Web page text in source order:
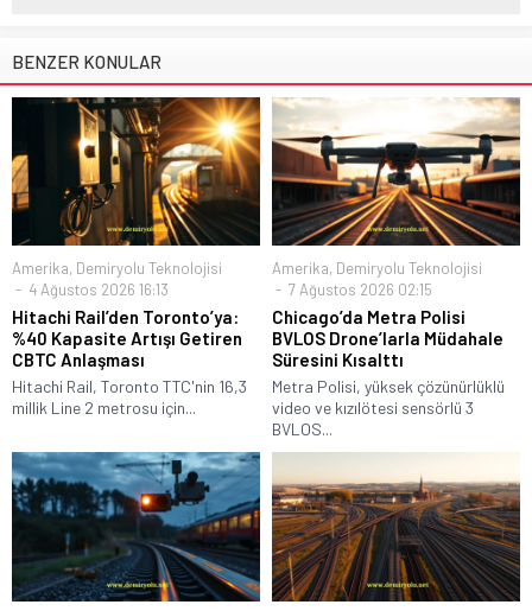
BENZER KONULAR
Amerika, Demiryolu Teknolojisi
4 Ağustos 2026 16:13
Hitachi Rail’den Toronto’ya:
%40 Kapasite Artışı Getiren
CBTC Anlaşması
Hitachi Rail, Toronto TTC'nin 16,3
millik Line 2 metrosu için...
Amerika, Demiryolu Teknolojisi
7 Ağustos 2026 02:15
Chicago’da Metra Polisi
BVLOS Drone’larla Müdahale
Süresini Kısalttı
Metra Polisi, yüksek çözünürlüklü
video ve kızılötesi sensörlü 3
BVLOS...